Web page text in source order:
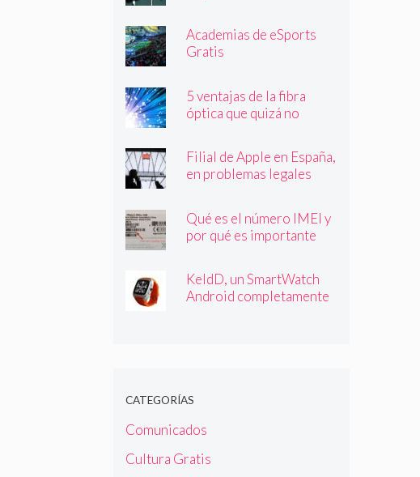
Academias de eSports
Gratis
5 ventajas de la fibra
óptica que quizá no
Filial de Apple en España,
en problemas legales
Qué es el número IMEI y
por qué es importante
KeldD, un SmartWatch
Android completamente
CATEGORÍAS
Comunicados
Cultura Gratis